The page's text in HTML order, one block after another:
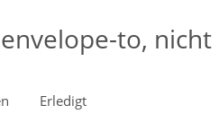
to,
Erledigt